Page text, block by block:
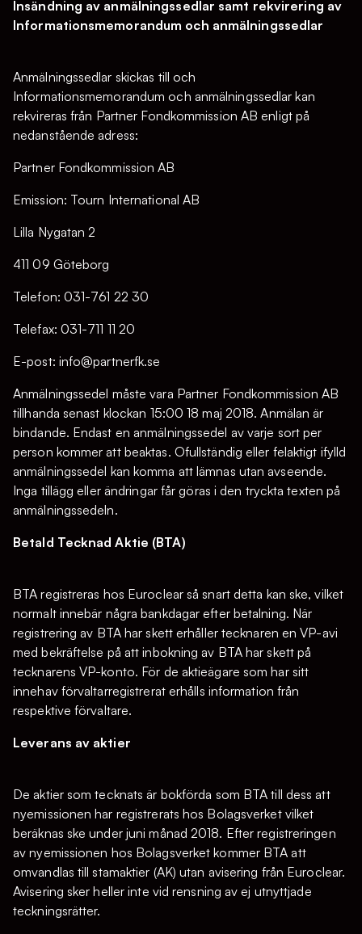
Insändning av anmälningssedlar samt rekvirering av
Informationsmemorandum och anmälningssedlar
Anmälningssedlar skickas till och
Informationsmemorandum och anmälningssedlar kan
rekvireras från Partner Fondkommission AB enligt på
nedanstående adress:
Partner Fondkommission AB
Emission: Tourn International AB
Lilla Nygatan 2
411 09 Göteborg
Telefon: 031-761 22 30
Telefax: 031-711 11 20
E-post: info@partnerfk.se
Anmälningssedel måste vara Partner Fondkommission AB
tillhanda senast klockan 15:00 18 maj 2018. Anmälan är
bindande. Endast en anmälningssedel av varje sort per
person kommer att beaktas. Ofullständig eller felaktigt ifylld
anmälningssedel kan komma att lämnas utan avseende.
Inga tillägg eller ändringar får göras i den tryckta texten på
anmälningssedeln.
Betald Tecknad Aktie (BTA)
BTA registreras hos Euroclear så snart detta kan ske, vilket
normalt innebär några bankdagar efter betalning. När
registrering av BTA har skett erhåller tecknaren en VP-avi
med bekräftelse på att inbokning av BTA har skett på
tecknarens VP-konto. För de aktieägare som har sitt
innehav förvaltarregistrerat erhålls information från
respektive förvaltare.
Leverans av aktier
De aktier som tecknats är bokförda som BTA till dess att
nyemissionen har registrerats hos Bolagsverket vilket
beräknas ske under juni månad 2018. Efter registreringen
av nyemissionen hos Bolagsverket kommer BTA att
omvandlas till stamaktier (AK) utan avisering från Euroclear.
Avisering sker heller inte vid rensning av ej utnyttjade
teckningsrätter.